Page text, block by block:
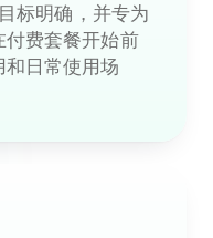
标明确，并专为
费套餐开始前
日常使用场